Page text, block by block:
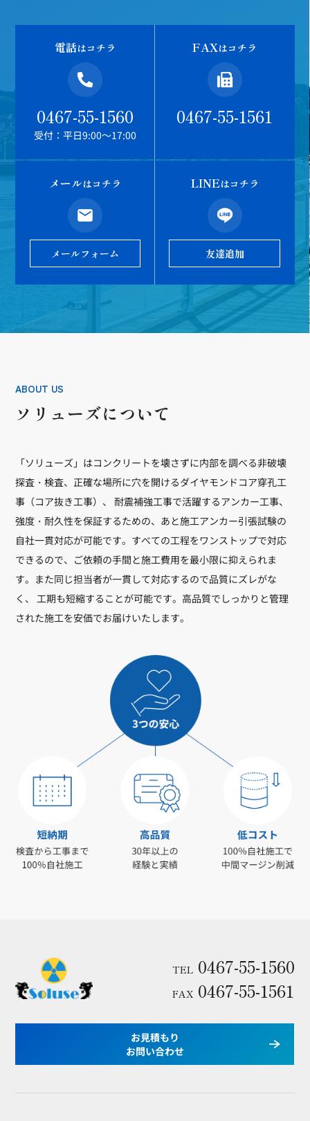
電話はコチラ
0467-55-1560
受付：平日9:00～17:00
FAXはコチラ
0467-55-1561
メールはコチラ
メールフォーム
LINEはコチラ
友達追加
ABOUT US
ソリューズについて
「ソリューズ」はコンクリートを壊さずに内部を調べる非破壊
探査・検査、正確な場所に穴を開けるダイヤモンドコア穿孔工
事（コア抜き工事）、 耐震補強工事で活躍するアンカー工事、
強度・耐久性を保証するための、あと施工アンカー引張試験の
自社一貫対応が可能です。すべての工程をワンストップで対応
できるので、ご依頼の手間と施工費用を最小限に抑えられま
す。また同じ担当者が一貫して対応するので品質にズレがな
く、 工期も短縮することが可能です。高品質でしっかりと管理
された施工を安価でお届けいたします。
TEL 0467-55-1560
FAX 0467-55-1561
お見積もり
お問い合わせ